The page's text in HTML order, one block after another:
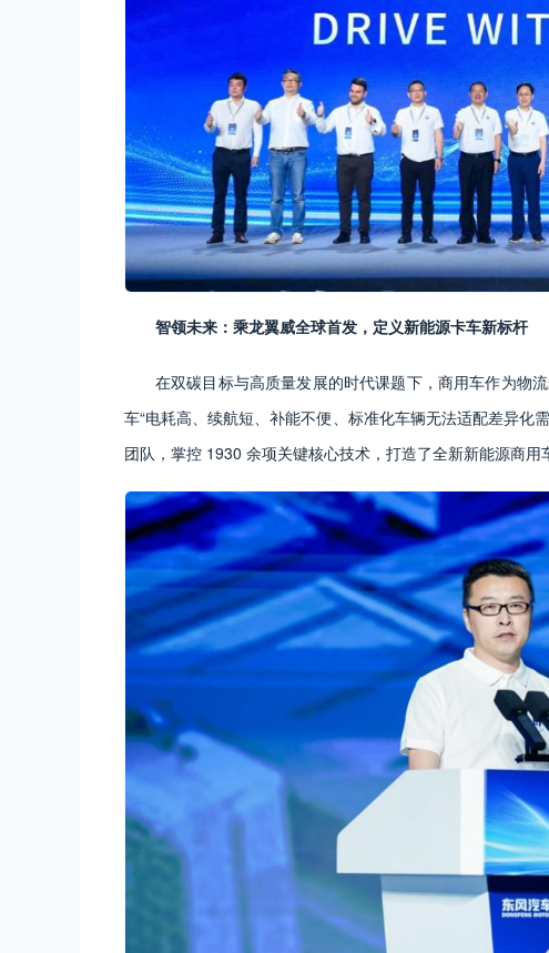
智领未来：乘龙翼威全球首发，定义新能源卡车新标杆
在双碳目标与高质量发展的时代课题下，商用车作为物
车“电耗高、续航短、补能不便、标准化车辆无法适配差异化
团队，掌控 1930 余项关键核心技术，打造了全新新能源商